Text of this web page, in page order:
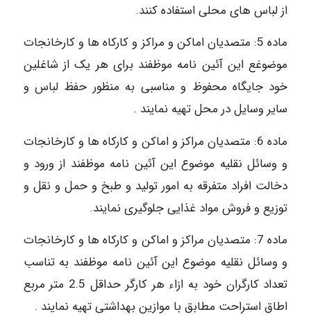
از لباس های محلی استفاده کنند.
ماده 5: متصدیان اماکن و مراکز و کارکاه ها و کارخانجات
موضوغع این آئین نامه موظفند برای هر یک از شاغلین
خود جایگاه محفوظ و مناسبی به منظور حفظ لباس و
سایر وسایل در محل تهیه نمایند .
ماده 6: متصدیان مراکز و اماکن و کارکاه ها و کارخانجات
و وسائل نقلیه موضوع این آئین نامه موظفند از ورود و
دخالت افراد متفرقه به امور تولید و طبخ و حمل و نقل و
توزیع و فروش مواد غذایی جلوگیری نمایند.
ماده 7: متصدیان مراکز و اماکن و کارکاه ها و کارخانجات
و وسائل نقلیه موضوع این آئین نامه موظفند به تناسب
تعداد کارگران خود به ازاء هر کارگر حداقل 2.5 متر مربع
اطاق استراحت مطابق با موازین بهداشتی تهیه نمایند .